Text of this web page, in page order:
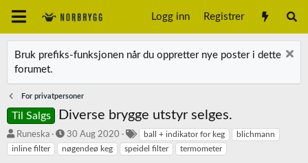
Logg inn Registrer
Bruk prefiks-funksjonen når du oppretter nye poster i dette
forumet.
For privatpersoner
Til Salgs Diverse brygge utstyr selges.
T
r
å
Runeska
S
t
a
30 Aug 2020
t
i
ball + indikator for keg
blichmann
inline filter
nøgendeø keg speidel filter termometer